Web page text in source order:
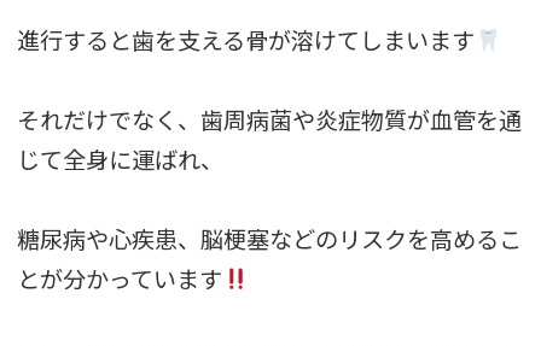
進行すると歯を支える骨が溶けてしまいます
それだけでなく、歯周病菌や炎症物質が血管を通
じて全身に運ばれ、
糖尿病や心疾患、脳梗塞などのリスクを高めるこ
とが分かっています